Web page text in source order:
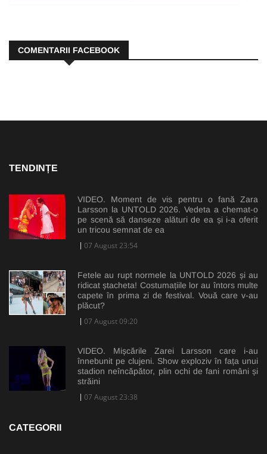
COMENTARII FACEBOOK
TENDINȚE
VIDEO. Moment de vis pentru o fană Zara
Larsson la UNTOLD 2026. Vedeta a chemat-o
pe scenă să danseze alături de ea și i-a oferit
un tricou semnat de ea
07 August 23:54
Fetele au rupt normele la UNTOLD 2026 și au
ridicat ștacheta! Costumațiile lor au întors multe
capete în prima zi de festival. Vouă care v-au
plăcut?
07 August 09:20
VIDEO. Mișcările Zarei Larsson care i-au
înnebunit pe clujeni. Show exploziv în fața unui
stadion neîncăpător, plin ochi de fani români și
străini
07 August 23:38
CATEGORII